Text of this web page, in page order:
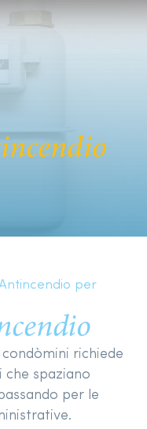
per
richiede
spaziano
per le